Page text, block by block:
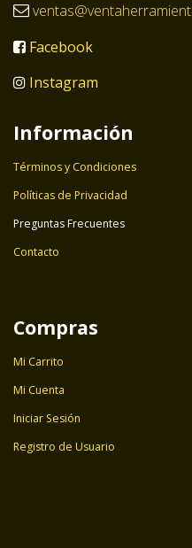
Facebook
Instagram
Información
Términos y Condiciones
Políticas de Privacidad
Preguntas Frecuentes
Contacto
Compras
Mi Carrito
Mi Cuenta
Iniciar Sesión
Registro de Usuario